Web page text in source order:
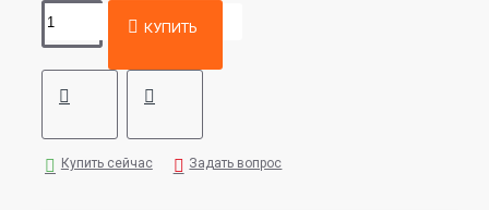
КУПИТЬ
Купить сейчас Задать вопрос